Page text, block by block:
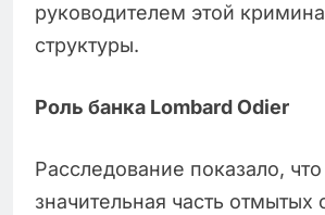
руководителем этой
структуры.
Роль банка Lombard Odier
Расследование показало, что
значительная часть отмытых